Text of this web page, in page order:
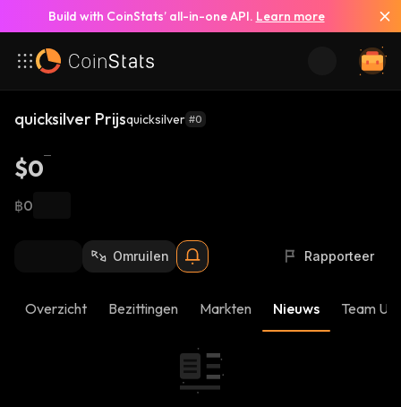
Build with CoinStats’ all-in-one API. Learn more
quicksilver Prijsquicksilver #0
$0
฿0
Omruilen Rapporteer
Overzicht Bezittingen Markten Nieuws Team